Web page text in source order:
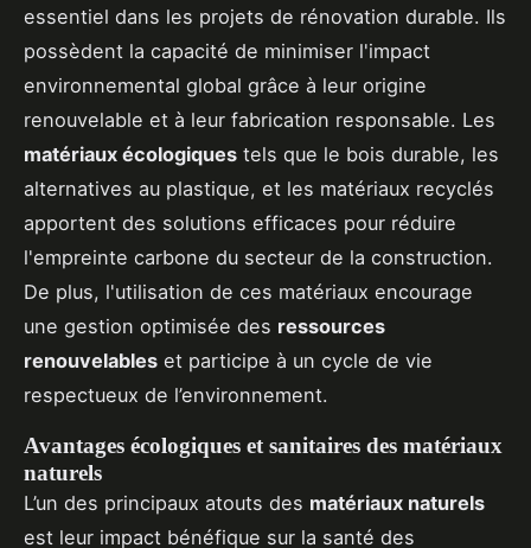
essentiel dans les projets de rénovation durable. Ils
possèdent la capacité de minimiser l'impact
environnemental global grâce à leur origine
renouvelable et à leur fabrication responsable. Les
matériaux écologiques tels que le bois durable, les
alternatives au plastique, et les matériaux recyclés
apportent des solutions efficaces pour réduire
l'empreinte carbone du secteur de la construction.
De plus, l'utilisation de ces matériaux encourage
une gestion optimisée des ressources
renouvelables et participe à un cycle de vie
respectueux de l’environnement.
Avantages écologiques et sanitaires des matériaux
naturels
L’un des principaux atouts des matériaux naturels
est leur impact bénéfique sur la santé des